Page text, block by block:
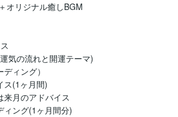
オリジナル癒しBGM
気の流れと開運テーマ)
ィング）
(1ヶ月間)
来月のアドバイス
ング(1ヶ月間分)